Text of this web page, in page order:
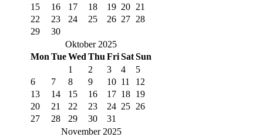
15
16 17 18 19 20 21
22
23 24 25 26 27 28
29
30
Oktober 2025
Mon TueWed Thu FriSatSun
1
2 3 4
5
6
7 8 9 10 11
12
13
14 15 16 17 18 19
20
21 22 23 24 25 26
27
28 29 30
31
November 2025